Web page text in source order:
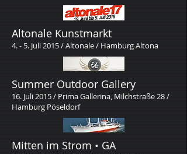
Altonale Kunstmarkt
4. - 5. Juli 2015 / Altonale / Hamburg Altona
Summer Outdoor Gallery
16. Juli 2015 / Prima Gallerina, Milchstraße 28 /
Hamburg Pöseldorf
Mitten im Strom • GA